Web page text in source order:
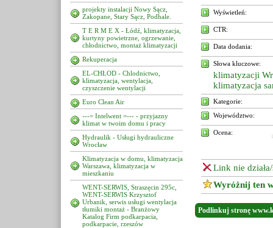
projekty instalacji Nowy Sącz,
Zakopane, Stary Sącz, Podhale.
T E R M E X - Łódź, klimatyzacja,
kurtyny powietrzne, ogrzewanie,
chłodnictwo, montaż klimatyzacji
Rekuperacja
EL-CHŁOD - Chlodnictwo,
klimatyzacja, wentylacja,
czyszczenie wentylacji
Euro Clean Air
---= Intelwent =--- - przyjazny
klimat w twoim domu i pracy
Hydraulik - Usługi hydrauliczne
Wrocław
Klimatyzacja w domu, klimatyzacja
Warszawa, klimatyzacja w
mieszkaniu
WENT-SERWIS, Straszęcin 295c,
WENT-SERWIS Krzysztof
Urbanik, serwis usługi wentylacja
tłumiki montaż - Branżowy
Katalog Firm podkarpacia,
podkarpacie, rzeszów
Wyświetleń:
CTR:
Data dodania:
Słowa kluczowe:
klimatyzacji
klimatyzacja
Kategorie:
Województwo:
Ocena:
Link nie
Wyróżnij ten
Podlinkuj stronę